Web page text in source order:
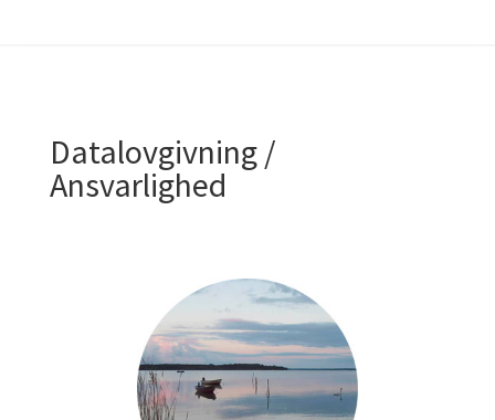
Datalovgivning /
Ansvarlighed